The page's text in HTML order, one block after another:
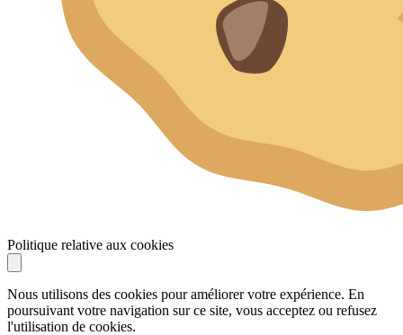
Politique relative aux cookies
Nous utilisons des cookies pour améliorer votre expérience. En
poursuivant votre navigation sur ce site, vous acceptez ou refusez
l'utilisation de cookies.